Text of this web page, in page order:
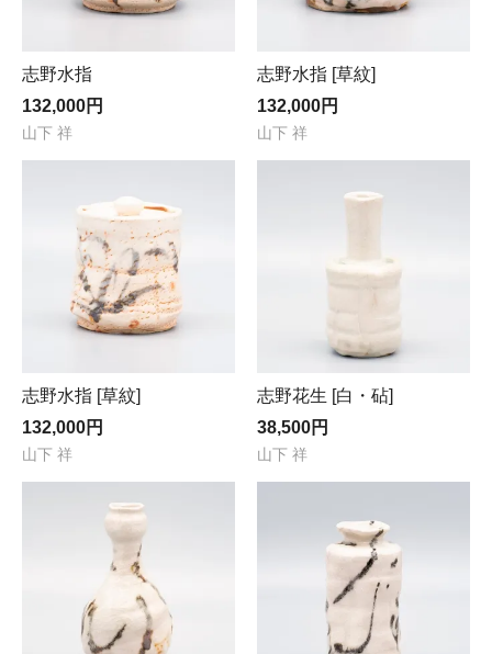
志野水指
132,000円
山下 祥
志野水指 [草紋]
132,000円
山下 祥
志野水指 [草紋]
132,000円
山下 祥
志野花生 [白・砧]
38,500円
山下 祥